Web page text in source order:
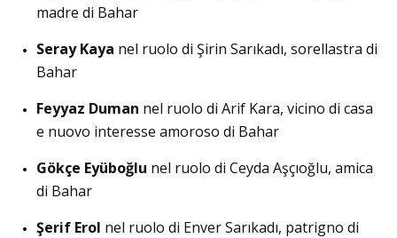
madre di Bahar
Seray Kaya nel ruolo di Şirin Sarıkadı, sorellastra di
Bahar
Feyyaz Duman nel ruolo di Arif Kara, vicino di casa
e nuovo interesse amoroso di Bahar
Gökçe Eyüboğlu nel ruolo di Ceyda Aşçıoğlu, amica
di Bahar
Şerif Erol nel ruolo di Enver Sarıkadı, patrigno di